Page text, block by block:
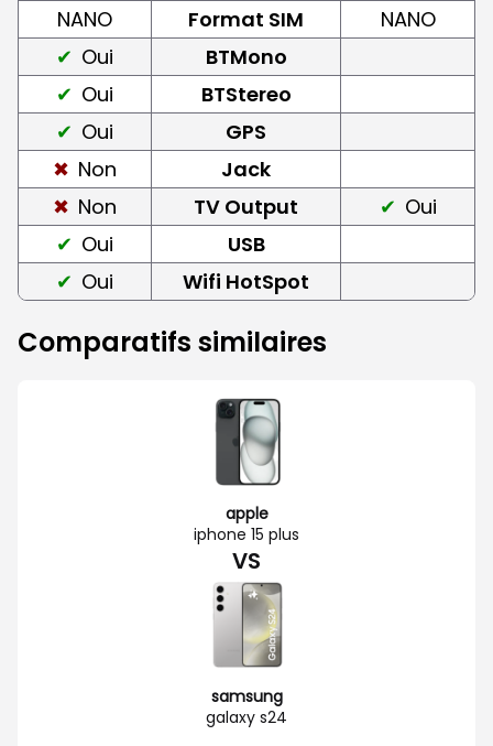
NANO Format SIM
NANO
Oui
BTMono
Oui
BTStereo
Oui
GPS
Non
Jack
Non
TV Output
Oui
Oui
USB
Oui
Wifi HotSpot
Comparatifs similaires
apple
iphone 15 plus
VS
samsung
galaxy s24